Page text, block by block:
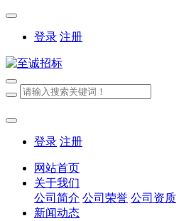
登录 注册
登录 注册
网站首页
关于我们
公司简介 公司荣誉 公司资质
新闻动态